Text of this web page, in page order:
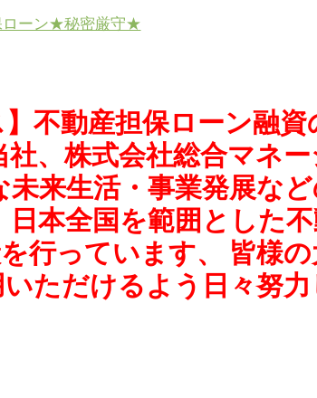
ローン★秘密厳守★
不動産担保ローン融資
、株式会社総合マネー
来生活・事業発展な
本全国を範囲とした
行っています、 皆様
ただけるよう日々努